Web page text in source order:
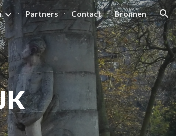
Partners Contact Bronnen